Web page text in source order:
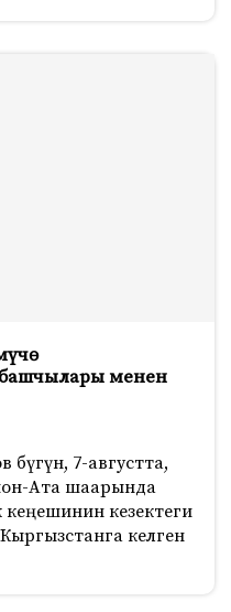
менен
7-августта,
Ата шаарында
кезектеги
келген